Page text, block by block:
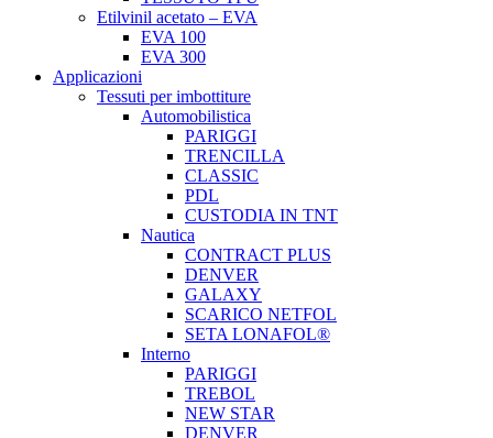
Etilvinil acetato – EVA
EVA 100
EVA 300
Applicazioni
Tessuti per imbottiture
Automobilistica
PARIGGI
TRENCILLA
CLASSIC
PDL
CUSTODIA IN TNT
Nautica
CONTRACT PLUS
DENVER
GALAXY
SCARICO NETFOL
SETA LONAFOL®
Interno
PARIGGI
TREBOL
NEW STAR
DENVER